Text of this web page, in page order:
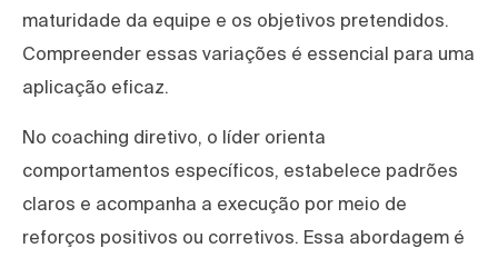
maturidade da equipe e os objetivos pretendidos.
Compreender essas variações é essencial para uma
aplicação eficaz.
No coaching diretivo, o líder orienta
comportamentos específicos, estabelece padrões
claros e acompanha a execução por meio de
reforços positivos ou corretivos. Essa abordagem é